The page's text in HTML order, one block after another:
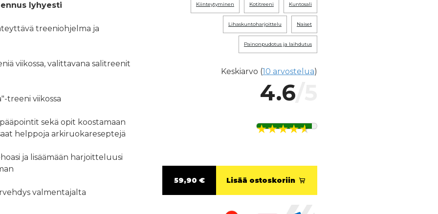
lyhyesti
treeniohjelma ja
viikossa, valittavana salitreenit
treeni viikossa
sekä opit koostamaan
helppoja arkiruokareseptejä
ja lisäämään harjoitteluusi
valmentajalta
kiinteytyminen kotitreeni kuntosali
lihaskuntoharjoittelu naiset
painonpudotus ja laihdutus
Keskiarvo (10 arvostelua)
4.6
59,90 € Lisää ostoskoriin